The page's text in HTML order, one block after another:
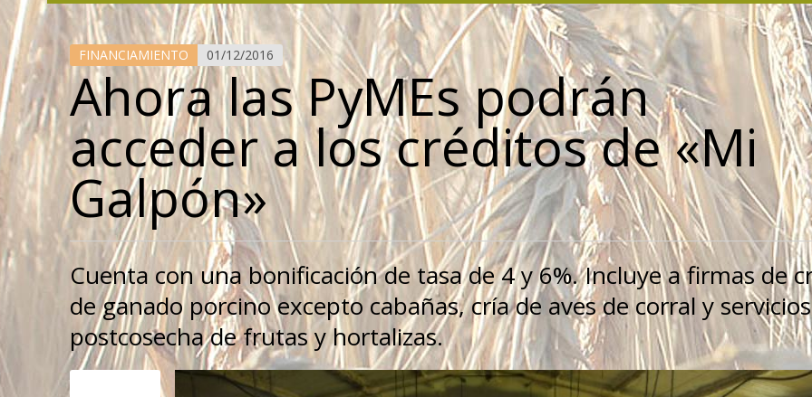
FINANCIAMIENTO 01/12/2016
Ahora las PyMEs podrán
acceder a los créditos de «Mi
Galpón»
Cuenta con una bonificación de tasa de 4 y 6%. Incluye a firmas de
de ganado porcino excepto cabañas, cría de aves de corral y
postcosecha de frutas y hortalizas.